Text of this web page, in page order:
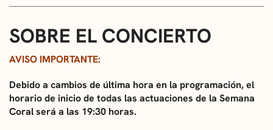
SOBRE EL CONCIERTO
AVISO IMPORTANTE:
Debido a cambios de última hora en la programación, el
horario de inicio de todas las actuaciones de la Semana
Coral será a las 19:30 horas.